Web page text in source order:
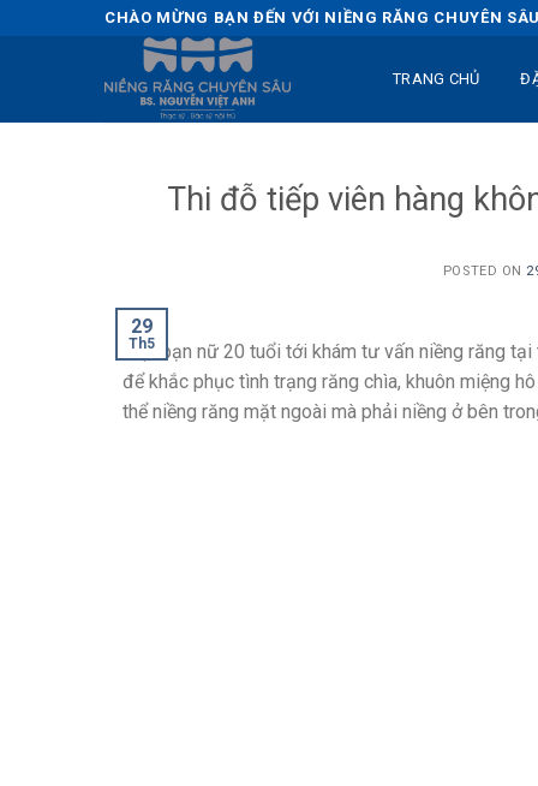
to
CHÀO MỪNG BẠN ĐẾN VỚI NIỀNG RĂNG CHUYÊN
TRANG CHỦ
Thi đỗ tiếp viên hàng
POSTED ON
29
Th5
Một bạn nữ 20 tuổi tới khám tư vấn niềng răng
để khắc phục tình trạng răng chìa, khuôn miệng
thể niềng răng mặt ngoài mà phải niềng ở bên